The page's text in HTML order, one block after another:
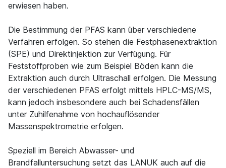
erwiesen haben.
Die Bestimmung der PFAS kann über verschiedene
Verfahren erfolgen. So stehen die Festphasenextraktion
(SPE) und Direktinjektion zur Verfügung. Für
Feststoffproben wie zum Beispiel Böden kann die
Extraktion auch durch Ultraschall erfolgen. Die Messung
der verschiedenen PFAS erfolgt mittels HPLC-MS/MS,
kann jedoch insbesondere auch bei Schadensfällen
unter Zuhilfenahme von hochauflösender
Massenspektrometrie erfolgen.
Speziell im Bereich Abwasser- und
Brandfalluntersuchung setzt das LANUK auch auf die